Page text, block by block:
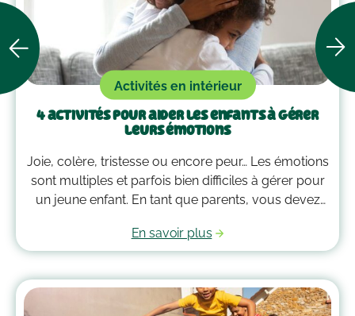
Activités en intérieur
4 activités pour aider les enfants à gérer
leurs émotions
Joie, colère, tristesse ou encore peur… Les émotions
sont multiples et parfois bien difficiles à gérer pour
un jeune enfant. En tant que parents, vous devez
plus d’un tour dans votre sac pour les
accompagner. Voici quelques outils qui peuvent
vous guider dans la gestion des émotions de vos
enfants !
En savoir plus